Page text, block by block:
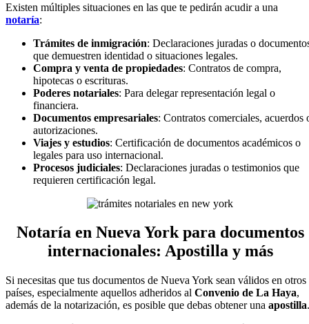
Existen múltiples situaciones en las que te pedirán acudir a una
notaría:
Trámites de inmigración: Declaraciones juradas o
que demuestren identidad o situaciones legales.
Compra y venta de propiedades: Contratos de compra,
hipotecas o escrituras.
Poderes notariales: Para delegar representación legal o
financiera.
Documentos empresariales: Contratos comerciales, acuerdos
autorizaciones.
Viajes y estudios: Certificación de documentos académicos o
legales para uso internacional.
Procesos judiciales: Declaraciones juradas o testimonios que
requieren certificación legal.
Notaría en Nueva York para documentos
internacionales: Apostilla y más
Si necesitas que tus documentos de Nueva York sean válidos en otros
países, especialmente aquellos adheridos al Convenio de La Haya,
además de la notarización, es posible que debas obtener una apostilla.